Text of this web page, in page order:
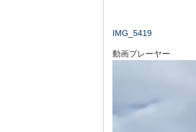
IMG_5419
動画プレーヤー